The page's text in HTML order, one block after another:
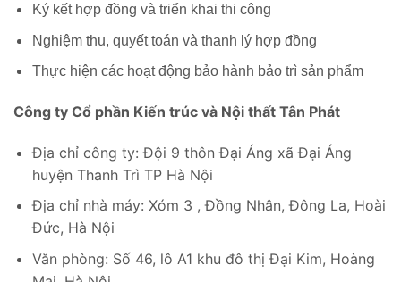
Ký kết hợp đồng và triển khai thi công
Nghiệm thu, quyết toán và thanh lý hợp đồng
Thực hiện các hoạt động bảo hành bảo trì sản phẩm
Công ty Cổ phần Kiến trúc và Nội thất Tân Phát
Địa chỉ công ty: Đội 9 thôn Đại Áng xã Đại Áng
huyện Thanh Trì TP Hà Nội
Địa chỉ nhà máy: Xóm 3 , Đồng Nhân, Đông La, Hoài
Đức, Hà Nội
Văn phòng: Số 46, lô A1 khu đô thị Đại Kim, Hoàng